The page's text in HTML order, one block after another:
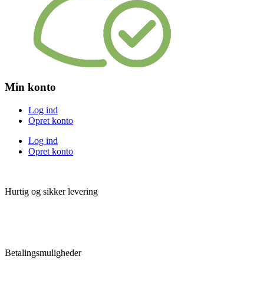
Min konto
Log ind
Opret konto
Log ind
Opret konto
Hurtig og sikker levering
Betalingsmuligheder